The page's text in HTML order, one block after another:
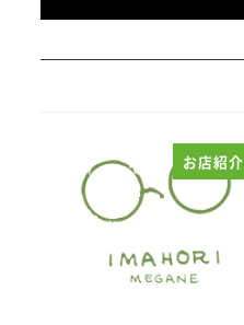
お店紹介